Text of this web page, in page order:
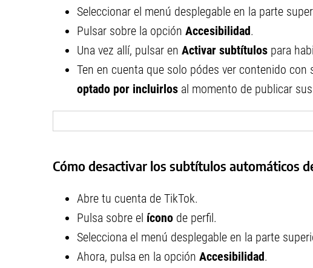
Seleccionar el menú desplegable en la parte
Pulsar sobre la opción Accesibilidad.
Una vez allí, pulsar en Activar subtítulos para
Ten en cuenta que solo pódes ver contenido
optado por incluirlos al momento de publicar
Cómo desactivar los subtítulos automáticos
Abre tu cuenta de TikTok.
Pulsa sobre el ícono de perfil.
Selecciona el menú desplegable en la parte
Ahora, pulsa en la opción Accesibilidad.